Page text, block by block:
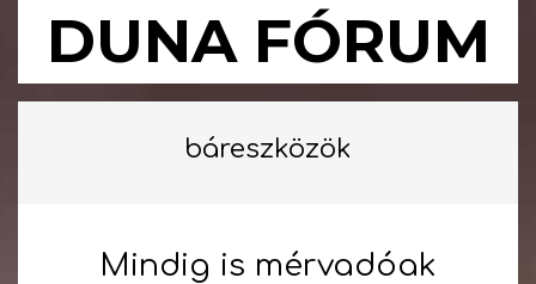
DUNA FÓRUM
Primary
báreszközök
Mindig is mérvadóak